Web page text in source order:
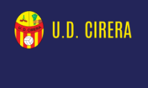
contenido